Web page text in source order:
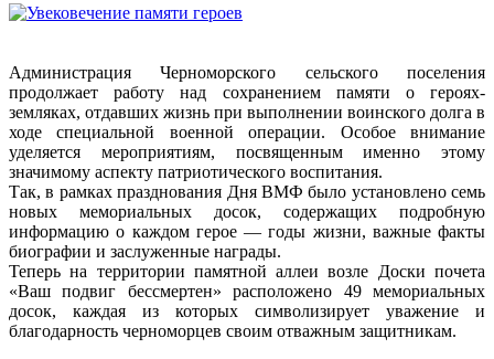
Администрация Черноморского сельского поселения
продолжает работу над сохранением памяти о героях-
земляках, отдавших жизнь при выполнении воинского долга в
ходе специальной военной операции. Особое внимание
уделяется мероприятиям, посвященным именно этому
значимому аспекту патриотического воспитания.
Так, в рамках празднования Дня ВМФ было установлено семь
новых мемориальных досок, содержащих подробную
информацию о каждом герое — годы жизни, важные факты
биографии и заслуженные награды.
Теперь на территории памятной аллеи возле Доски почета
«Ваш подвиг бессмертен» расположено 49 мемориальных
досок, каждая из которых символизирует уважение и
благодарность черноморцев своим отважным защитникам.